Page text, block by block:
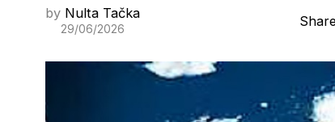
by Nulta Tačka
29/06/2026